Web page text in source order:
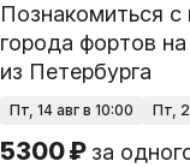
Познакомиться
города фортов на
из Петербурга
пт, 14 авг в 10:00 пт,
5300 ₽ за